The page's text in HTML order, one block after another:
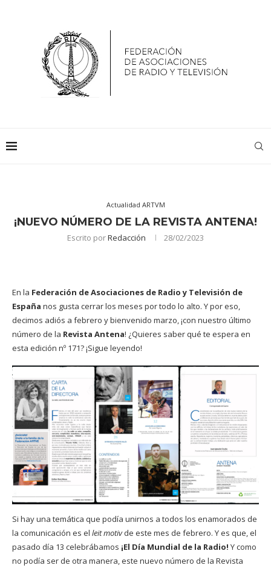
Actualidad ARTVM
¡NUEVO NÚMERO DE LA REVISTA ANTENA!
Escrito porRedacción 28/02/2023
En la Federación de Asociaciones de Radio y Televisión de
España nos gusta cerrar los meses por todo lo alto. Y por eso,
decimos adiós a febrero y bienvenido marzo, ¡con nuestro último
número de la Revista Antena! ¿Quieres saber qué te espera en
esta edición nº 171? ¡Sigue leyendo!
Si hay una temática que podía unirnos a todos los enamorados de
la comunicación es el leit motivde este mes de febrero. Y es que, el
pasado día 13 celebrábamos ¡El Día Mundial de la Radio! Y como
no podía ser de otra manera, este nuevo número de la Revista